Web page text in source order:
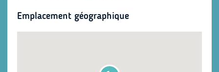
Emplacement géographique